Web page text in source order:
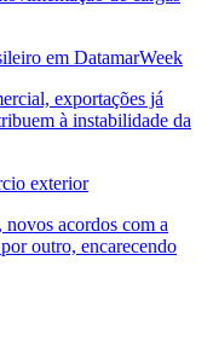
em DatamarWeek
exportações já
à instabilidade da
exterior
acordos com a
outro, encarecendo